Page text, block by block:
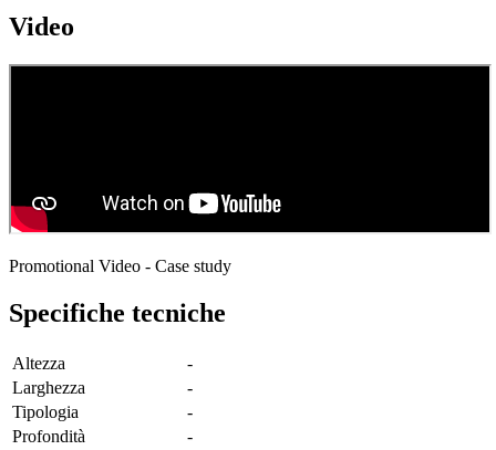
Video
Promotional Video - Case study
Specifiche tecniche
Altezza
-
Larghezza
-
Tipologia
-
Profondità
-